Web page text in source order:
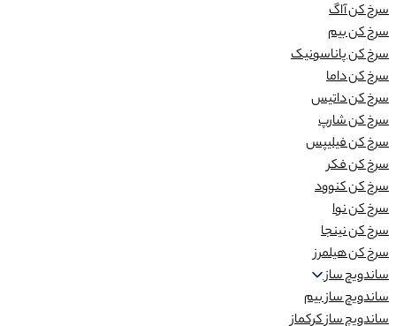
سرخ کن آاگ
سرخ کن بیم
سرخ کن پاناسونیک
سرخ کن داما
سرخ کن داتیس
سرخ کن شارپ
سرخ کن فیلیپس
سرخ کن فکر
سرخ کن کنوود
سرخ کن نوا
سرخ کن نینجا
سرخ کن هیلمرز
ساندویچ ساز
ساندویچ ساز بیم
ساندویچ ساز کرکماز